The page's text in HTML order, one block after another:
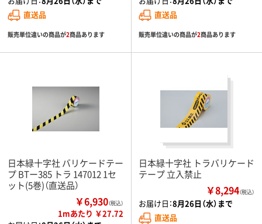
直送品
販売単位違いの商品が2商品あります
直送品
販売単位違いの商品が2商品あります
日本緑十字社 バリケードテー
プ BTー385 トラ 147012 1セ
ット(5巻)（直送品）
￥6,930（税込）
1mあたり ￥27.72
日本緑十字社 トラバリケード
テープ 立入禁止
￥8,294（税込）
お届け日：8月26日（水）まで
直送品